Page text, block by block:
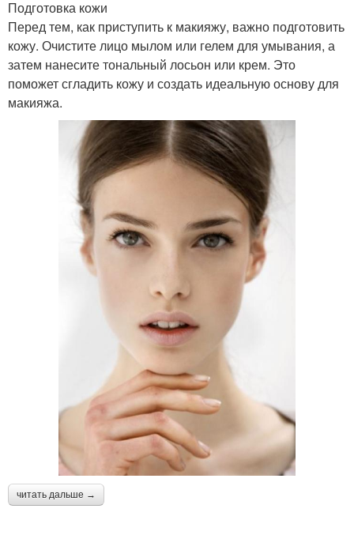
Подготовка кожи
Перед тем, как приступить к макияжу, важно подготовить
кожу. Очистите лицо мылом или гелем для умывания, а
затем нанесите тональный лосьон или крем. Это
поможет сгладить кожу и создать идеальную основу для
макияжа.
читать дальше →